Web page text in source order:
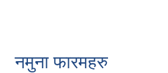
नमुना फारमहरु